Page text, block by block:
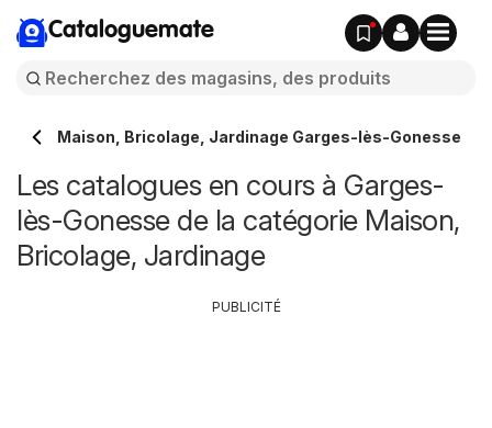
Cataloguemate
Maison, Bricolage, Jardinage Garges-lès-Gonesse
Les catalogues en cours à Garges-
lès-Gonesse de la catégorie Maison,
Bricolage, Jardinage
PUBLICITÉ